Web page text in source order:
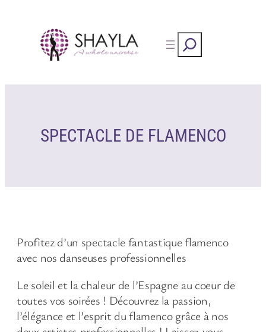
content
Rechercher
SPECTACLE DE FLAMENCO
Profitez d’un spectacle fantastique flamenco
avec nos danseuses professionnelles
Le soleil et la chaleur de l’Espagne au coeur de
toutes vos soirées ! Découvrez la passion,
l’élégance et l’esprit du flamenco grâce à nos